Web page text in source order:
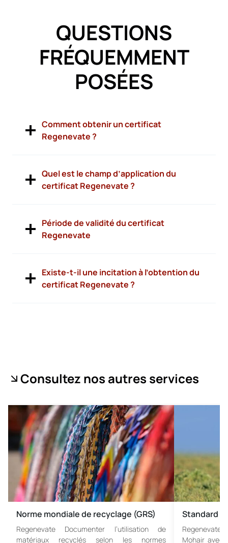
QUESTIONS
FRÉQUEMMENT
POSÉES
Comment obtenir un certificat
Regenevate ?
Quel est le champ d’application du
certificat Regenevate ?
Période de validité du certificat
Regenevate
Existe-t-il une incitation à l’obtention du
certificat Regenevate ?
Consultez nos autres services
Norme mondiale de recyclage (GRS)
Regenevate Documenter l’utilisation de
matériaux recyclés selon les normes
Standard
Mohair avec